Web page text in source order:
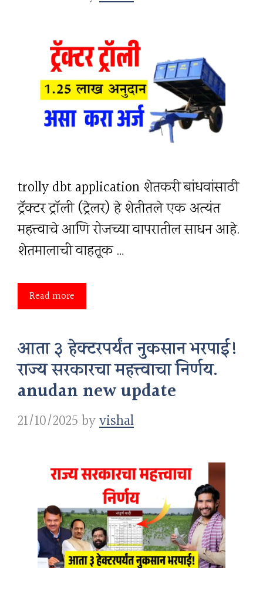
trolly dbt application शेतकरी बांधवांसाठी
ट्रॅक्टर ट्रॉली (ट्रेलर) हे शेतीतले एक अत्यंत
महत्त्वाचे आणि रोजच्या वापरातील साधन आहे.
शेतमालाची वाहतूक …
Read more
आता ३ हेक्टरपर्यंत नुकसान भरपाई!
राज्य सरकारचा महत्त्वाचा निर्णय.
anudan new update
21/10/2025byvishal